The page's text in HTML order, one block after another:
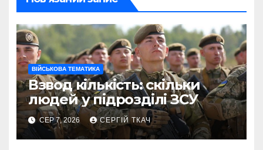
ВІЙСЬКОВА ТЕМАТИКА
Взвод кількість: скільки
людей у підрозділі ЗСУ
СЕР 7, 2026 СЕРГІЙ ТКАЧ